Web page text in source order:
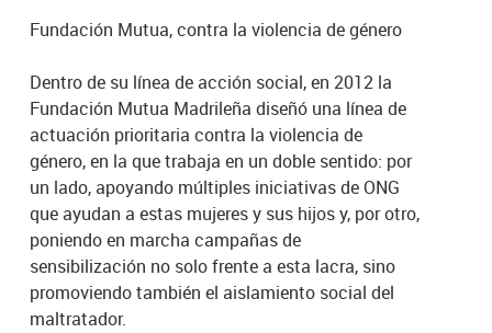
Fundación Mutua, contra la violencia de género
Dentro de su línea de acción social, en 2012 la
Fundación Mutua Madrileña diseñó una línea de
actuación prioritaria contra la violencia de
género, en la que trabaja en un doble sentido: por
un lado, apoyando múltiples iniciativas de ONG
que ayudan a estas mujeres y sus hijos y, por otro,
poniendo en marcha campañas de
sensibilización no solo frente a esta lacra, sino
promoviendo también el aislamiento social del
maltratador.